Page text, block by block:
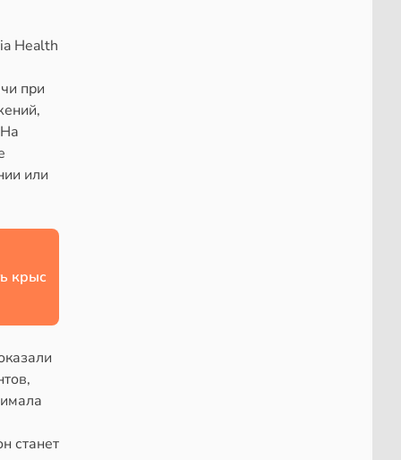
Health
при
или
крыс
станет